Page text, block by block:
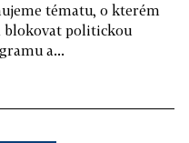
tématu, o kterém
blokovat politickou
a...